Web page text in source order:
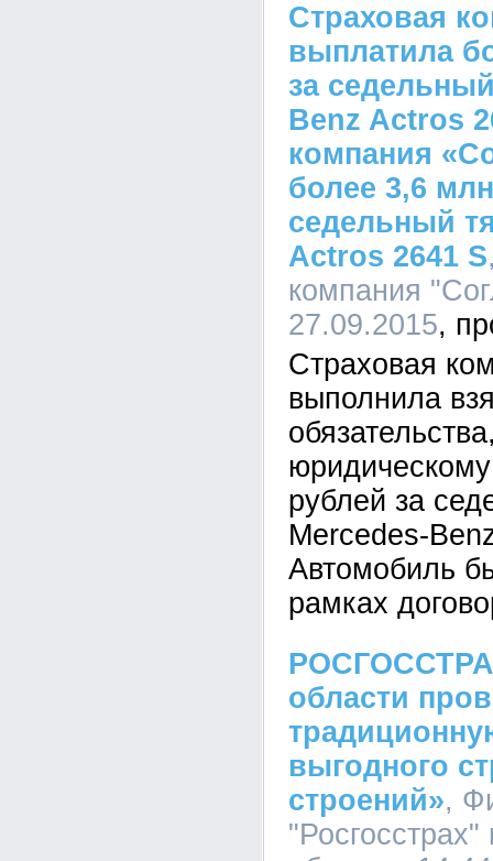
Страховая
выплатила
за
Benz Actros
компания
более 3,6
седельный
Actros 2641 S
компания
27.09.2015
Страховая
выполнила
рублей за
Mercedes-
Автомобиль
рамках
области
выгодного
строений»,